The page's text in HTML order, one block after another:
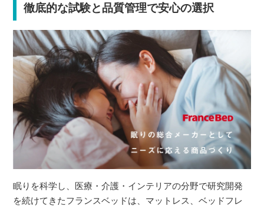
徹底的な試験と品質管理で安心の選択
眠りを科学し、医療・介護・インテリアの分野で研究開発
を続けてきたフランスベッドは、マットレス、ベッドフレ